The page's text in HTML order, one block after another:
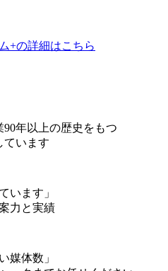
+の詳細はこちら
年以上の歴史をもつ
ています
います」
力と実績
媒体数」